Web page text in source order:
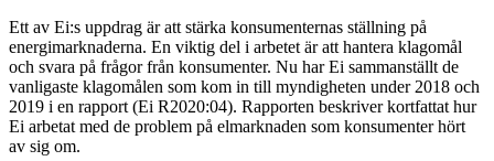
Ett av Ei:s uppdrag är att stärka konsumenternas ställning på
energimarknaderna. En viktig del i arbetet är att hantera klagomål
och svara på frågor från konsumenter. Nu har Ei sammanställt de
vanligaste klagomålen som kom in till myndigheten under 2018 och
2019 i en rapport (Ei R2020:04). Rapporten beskriver kortfattat hur
Ei arbetat med de problem på elmarknaden som konsumenter hört
av sig om.